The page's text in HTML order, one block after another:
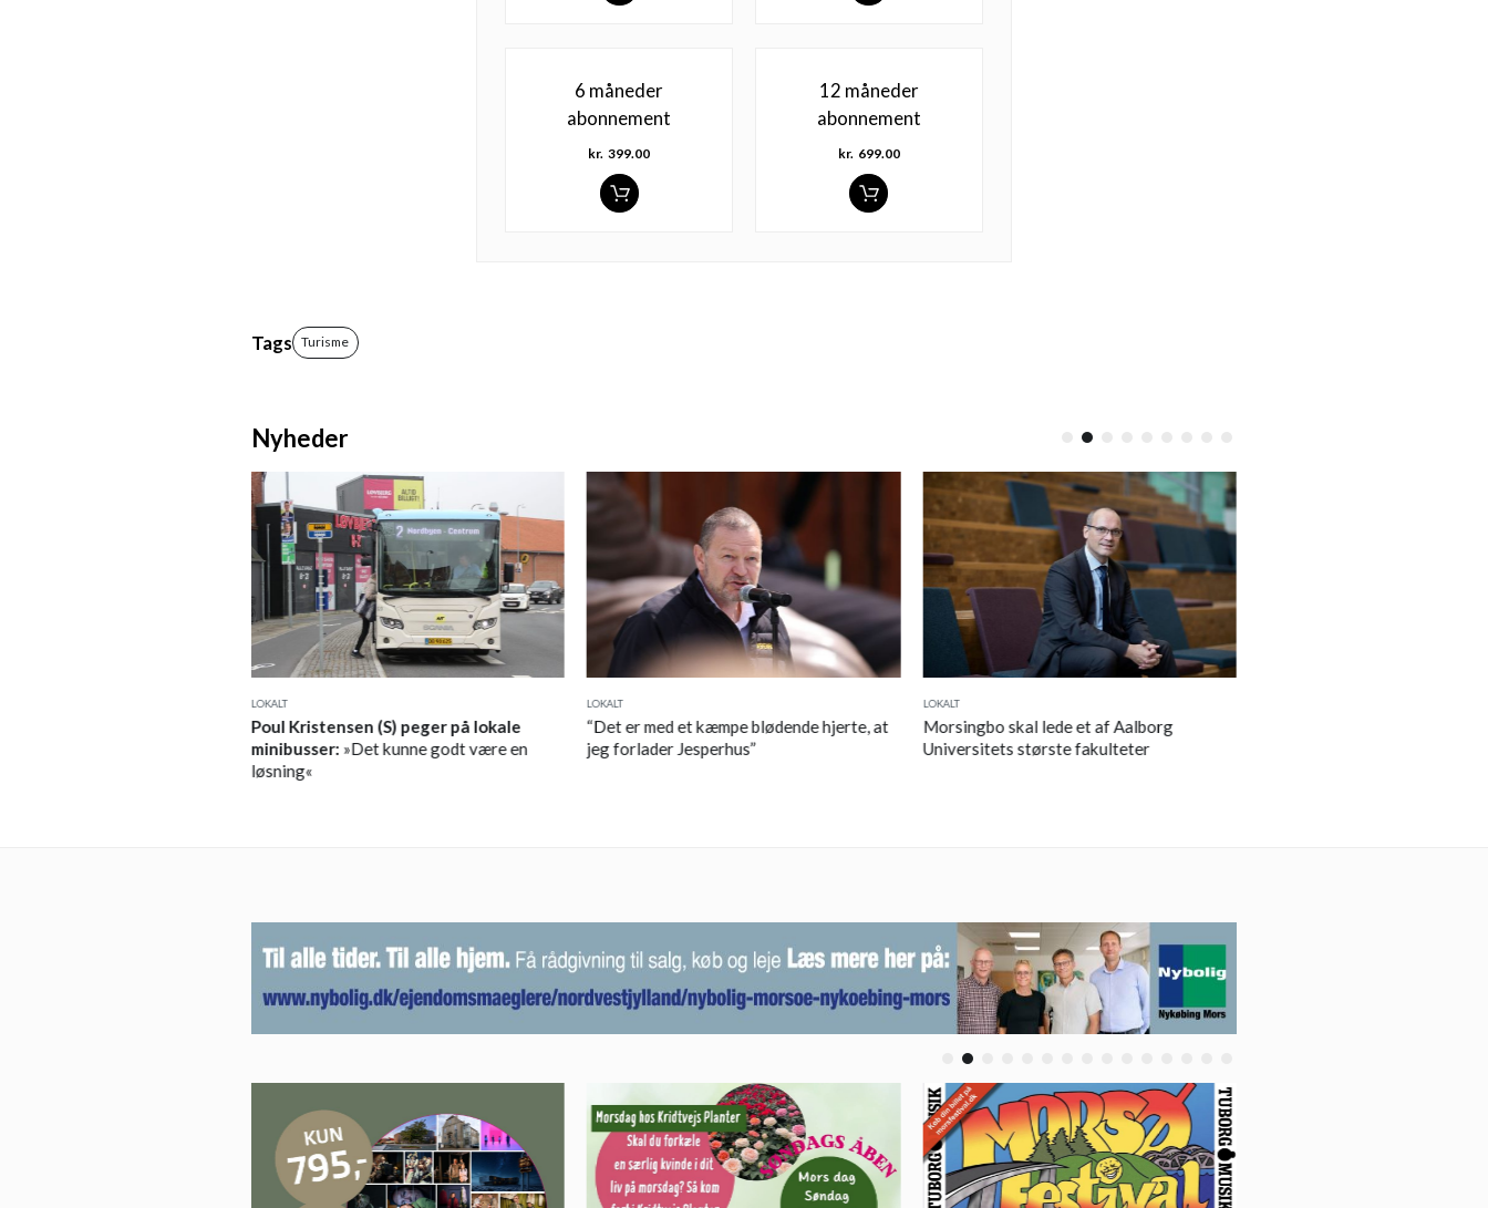
6 måneder
abonnement
kr. 399.00
12 måneder
abonnement
kr. 699.00
Tags Turisme
Nyheder
LOKALT
Poul Kristensen (S) peger på lokale
minibusser: »Det kunne godt være en
løsning«
LOKALT
“Det er med et kæmpe blødende hjerte, at
jeg forlader Jesperhus”
LOKALT
Morsingbo skal lede et af Aalborg
Universitets største fakulteter